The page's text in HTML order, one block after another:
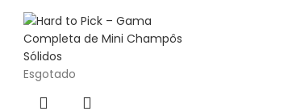
Esgotado